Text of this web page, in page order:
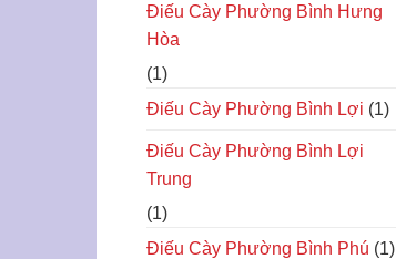
Điếu Cày Phường Bình Hưng
Hòa
(1)
Điếu Cày Phường Bình Lợi (1)
Điếu Cày Phường Bình Lợi
Trung
(1)
Điếu Cày Phường Bình Phú (1)